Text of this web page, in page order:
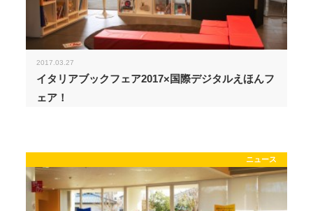
2017.03.27
イタリアブックフェア2017×国際デジタルえほんフ
ェア！
ニュース